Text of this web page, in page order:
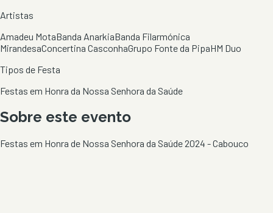
Artistas
Amadeu MotaBanda AnarkiaBanda Filarmónica
MirandesaConcertina CasconhaGrupo Fonte da PipaHM Duo
Tipos de Festa
Festas em Honra da Nossa Senhora da Saúde
Sobre este evento
Festas em Honra de Nossa Senhora da Saúde 2024 - Cabouco